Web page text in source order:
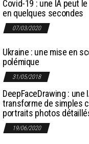
Covid-19 : une IA peut
en quelques secondes
07/03/2020
Ukraine : une mise en
polémique
31/05/2018
DeepFaceDrawing : une
transforme de simples
portraits photos
19/06/2020